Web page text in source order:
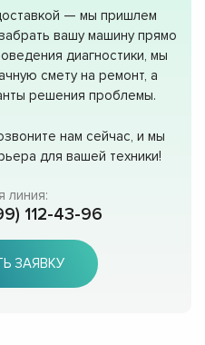
— мы пришлем
вашу машину прямо
диагностики, мы
смету на ремонт, а
решения проблемы.
нам сейчас, и мы
для вашей техники!
линия:
112-43-96
ЗАЯВКУ